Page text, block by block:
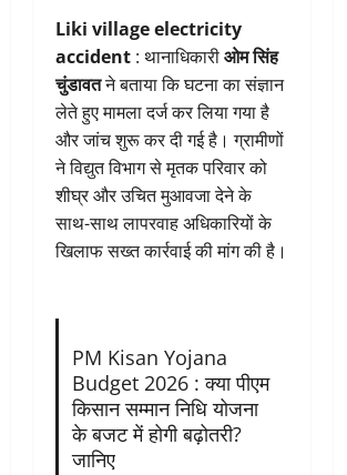
Liki village electricity
accident : थानाधिकारीओम सिंह
चुंडावतने बताया कि घटना का संज्ञान
लेते हुए मामला दर्ज कर लिया गया है
और जांच शुरू कर दी गई है। ग्रामीणों
ने विद्युत विभाग से मृतक परिवार को
शीघ्र और उचित मुआवजा देने के
साथ-साथ लापरवाह अधिकारियों के
खिलाफ सख्त कार्रवाई की मांग की है।
PM Kisan Yojana
Budget 2026 : क्या पीएम
किसान सम्मान निधि योजना
के बजट में होगी बढ़ोतरी?
जानिए